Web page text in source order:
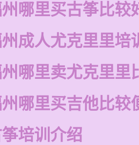
哪里买古筝比较
成人尤克里里培
哪里卖尤克里里
哪里买吉他比较
培训介绍